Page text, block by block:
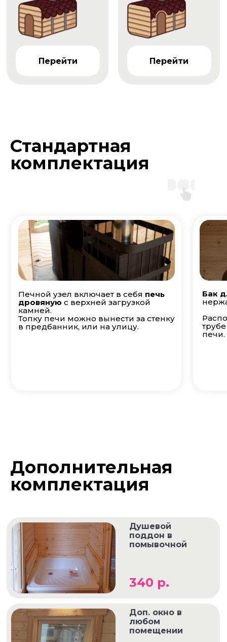
Перейти Перейти
Стандартная
комплектация
Печной узел включает в себя печь
дровяную с верхней загрузкой
камней.
Топку печи можно вынести за стенку
в предбанник, или на улицу.
Бак
печи.
Дополнительная
комплектация
Доп. окно в
любом
помещении
340 р.
Душевой
поддон в
помывочной